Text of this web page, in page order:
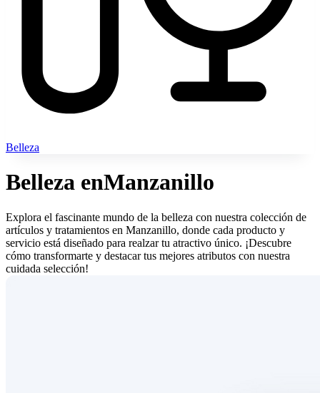
Belleza
Belleza enManzanillo
Explora el fascinante mundo de la belleza con nuestra colección de
artículos y tratamientos en Manzanillo, donde cada producto y
servicio está diseñado para realzar tu atractivo único. ¡Descubre
cómo transformarte y destacar tus mejores atributos con nuestra
cuidada selección!